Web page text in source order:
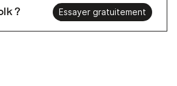
? Essayer gratuitement